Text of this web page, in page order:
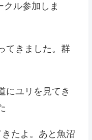
クル参加しま
てきました。群
にユリを見てき
たよ。あと魚沼